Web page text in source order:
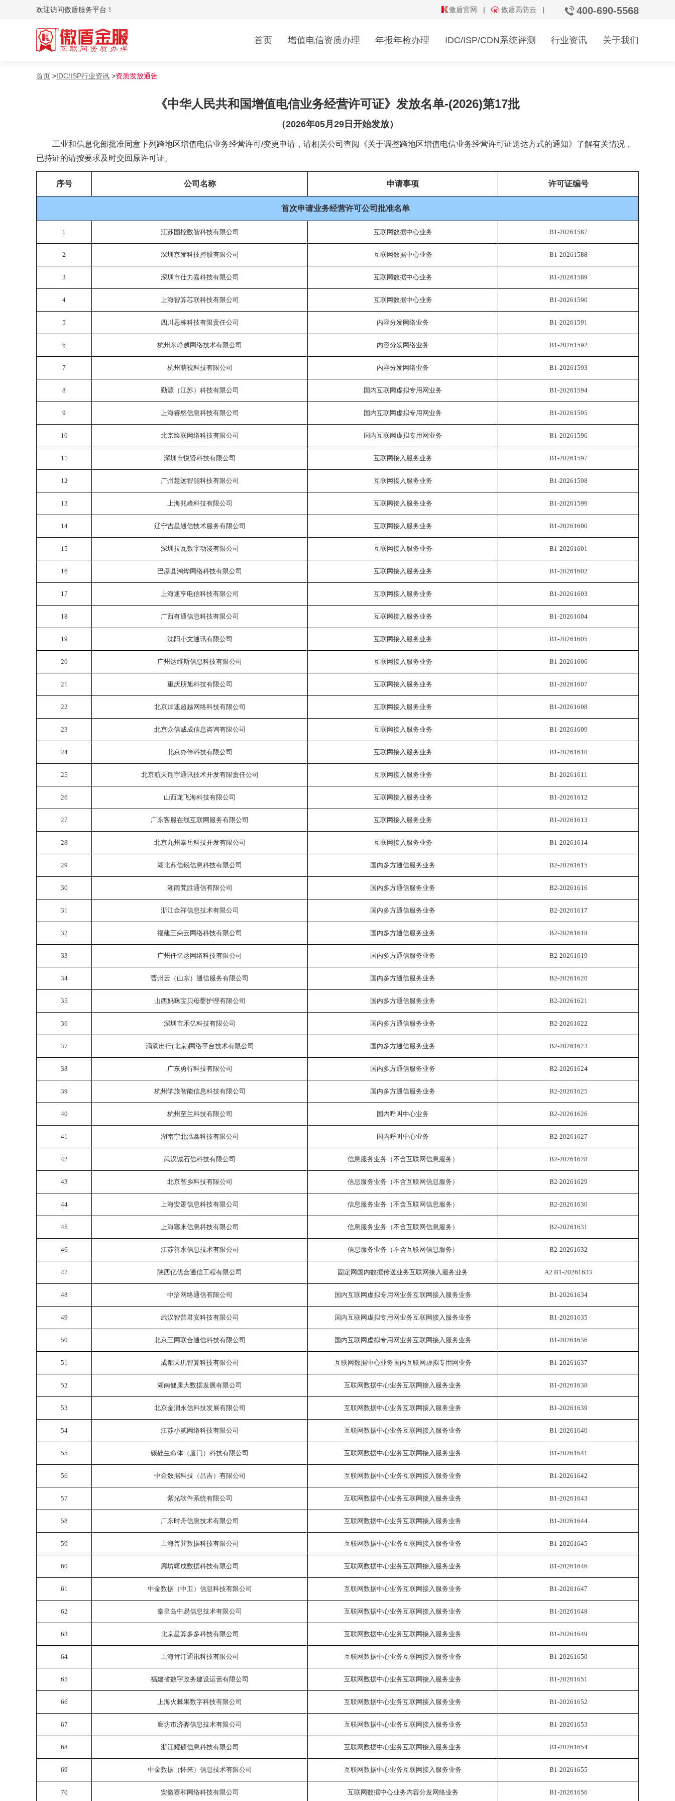
欢迎访问傲盾服务平台！ 傲盾官网 | 傲盾高防云 | 400-690-5568
首页 增值电信资质办理 年报年检办理 IDC/ISP/CDN系统评测 行业资讯 关于我们
变更/年检 变更 年检
备案管理系统评测
行业年度报告 行业产业资讯 资质发放通告
公司简介 企业文化 联系我们
首页 >IDC/ISP行业资讯 >资质发放通告
《中华人民共和国增值电信业务经营许可证》发放名单-(2026)第17批
（2026年05月29日开始发放）
工业和信息化部批准同意下列跨地区增值电信业务经营许可/变更申请，请相关公司查阅《关于调整跨地区增值电信业务经营许可证送达方式的通知》了解有关情况，
已持证的请按要求及时交回原许可证。
序号 公司名称 申请事项 许可证编号
首次申请业务经营许可公司批准名单
1 江苏国控数智科技有限公司 互联网数据中心业务 B1-20261587
2 深圳京发科技控股有限公司 互联网数据中心业务 B1-20261588
3 深圳市仕力嘉科技有限公司 互联网数据中心业务 B1-20261589
4 上海智算芯联科技有限公司 互联网数据中心业务 B1-20261590
5 四川思栋科技有限责任公司 内容分发网络业务 B1-20261591
6 杭州东峥越网络技术有限公司 内容分发网络业务 B1-20261592
7 杭州萌视科技有限公司 内容分发网络业务 B1-20261593
8 勤源（江苏）科技有限公司 国内互联网虚拟专用网业务 B1-20261594
9 上海睿悠信息科技有限公司 国内互联网虚拟专用网业务 B1-20261595
10 北京绘联网络科技有限公司 国内互联网虚拟专用网业务 B1-20261596
11 深圳市悦贤科技有限公司 互联网接入服务业务 B1-20261597
12 广州慧远智能科技有限公司 互联网接入服务业务 B1-20261598
13 上海兆峰科技有限公司 互联网接入服务业务 B1-20261599
14 辽宁吉星通信技术服务有限公司 互联网接入服务业务 B1-20261600
15 深圳拉瓦数字动漫有限公司 互联网接入服务业务 B1-20261601
16 巴彦县鸿烨网络科技有限公司 互联网接入服务业务 B1-20261602
17 上海速亨电信科技有限公司 互联网接入服务业务 B1-20261603
18 广西有通信息科技有限公司 互联网接入服务业务 B1-20261604
19 沈阳小文通讯有限公司 互联网接入服务业务 B1-20261605
20 广州达维斯信息科技有限公司 互联网接入服务业务 B1-20261606
21 重庆朋旭科技有限公司 互联网接入服务业务 B1-20261607
22 北京加速超越网络科技有限公司 互联网接入服务业务 B1-20261608
23 北京众信诚成信息咨询有限公司 互联网接入服务业务 B1-20261609
24 北京办伴科技有限公司 互联网接入服务业务 B1-20261610
25 北京航天翔宇通讯技术开发有限责任公司 互联网接入服务业务 B1-20261611
26 山西龙飞海科技有限公司 互联网接入服务业务 B1-20261612
27 广东客服在线互联网服务有限公司 互联网接入服务业务 B1-20261613
28 北京九州泰岳科技开发有限公司 互联网接入服务业务 B1-20261614
29 湖北鼎信锐信息科技有限公司 国内多方通信服务业务 B2-20261615
30 湖南梵胜通信有限公司 国内多方通信服务业务 B2-20261616
31 浙江金祥信息技术有限公司 国内多方通信服务业务 B2-20261617
32 福建三朵云网络科技有限公司 国内多方通信服务业务 B2-20261618
33 广州仟忆达网络科技有限公司 国内多方通信服务业务 B2-20261619
34 曹州云（山东）通信服务有限公司 国内多方通信服务业务 B2-20261620
35 山西妈咪宝贝母婴护理有限公司 国内多方通信服务业务 B2-20261621
36 深圳市禾亿科技有限公司 国内多方通信服务业务 B2-20261622
37 滴滴出行(北京)网络平台技术有限公司 国内多方通信服务业务 B2-20261623
38 广东勇行科技有限公司 国内多方通信服务业务 B2-20261624
39 杭州学旅智能信息科技有限公司 国内多方通信服务业务 B2-20261625
40 杭州至兰科技有限公司 国内呼叫中心业务 B2-20261626
41 湖南宁北泓鑫科技有限公司 国内呼叫中心业务 B2-20261627
42 武汉诚石信科技有限公司 信息服务业务（不含互联网信息服务） B2-20261628
43 北京智乡科技有限公司 信息服务业务（不含互联网信息服务） B2-20261629
44 上海安逻信息科技有限公司 信息服务业务（不含互联网信息服务） B2-20261630
45 上海塞来信息科技有限公司 信息服务业务（不含互联网信息服务） B2-20261631
46 江苏善水信息技术有限公司 信息服务业务（不含互联网信息服务） B2-20261632
47 陕西亿优合通信工程有限公司 固定网国内数据传送业务互联网接入服务业务 A2.B1-20261633
48 中洽网络通信有限公司 国内互联网虚拟专用网业务互联网接入服务业务 B1-20261634
49 武汉智普君安科技有限公司 国内互联网虚拟专用网业务互联网接入服务业务 B1-20261635
50 北京三网联合通信科技有限公司 国内互联网虚拟专用网业务互联网接入服务业务 B1-20261636
51 成都天玑智算科技有限公司 互联网数据中心业务国内互联网虚拟专用网业务 B1-20261637
52 湖南健康大数据发展有限公司 互联网数据中心业务互联网接入服务业务 B1-20261638
53 北京金润永信科技发展有限公司 互联网数据中心业务互联网接入服务业务 B1-20261639
54 江苏小贰网络科技有限公司 互联网数据中心业务互联网接入服务业务 B1-20261640
55 碳硅生命体（厦门）科技有限公司 互联网数据中心业务互联网接入服务业务 B1-20261641
56 中金数据科技（昌吉）有限公司 互联网数据中心业务互联网接入服务业务 B1-20261642
57 紫光软件系统有限公司 互联网数据中心业务互联网接入服务业务 B1-20261643
58 广东时舟信息技术有限公司 互联网数据中心业务互联网接入服务业务 B1-20261644
59 上海普巽数据科技有限公司 互联网数据中心业务互联网接入服务业务 B1-20261645
60 廊坊曙成数据科技有限公司 互联网数据中心业务互联网接入服务业务 B1-20261646
61 中金数据（中卫）信息科技有限公司 互联网数据中心业务互联网接入服务业务 B1-20261647
62 秦皇岛中易信息技术有限公司 互联网数据中心业务互联网接入服务业务 B1-20261648
63 北京星算多多科技有限公司 互联网数据中心业务互联网接入服务业务 B1-20261649
64 上海肯汀通讯科技有限公司 互联网数据中心业务互联网接入服务业务 B1-20261650
65 福建省数字政务建设运营有限公司 互联网数据中心业务互联网接入服务业务 B1-20261651
66 上海火棘果数字科技有限公司 互联网数据中心业务互联网接入服务业务 B1-20261652
67 廊坊市济骅信息技术有限公司 互联网数据中心业务互联网接入服务业务 B1-20261653
68 浙江耀硕信息科技有限公司 互联网数据中心业务互联网接入服务业务 B1-20261654
69 中金数据（怀来）信息技术有限公司 互联网数据中心业务互联网接入服务业务 B1-20261655
70 安徽赛和网络科技有限公司 互联网数据中心业务内容分发网络业务 B1-20261656